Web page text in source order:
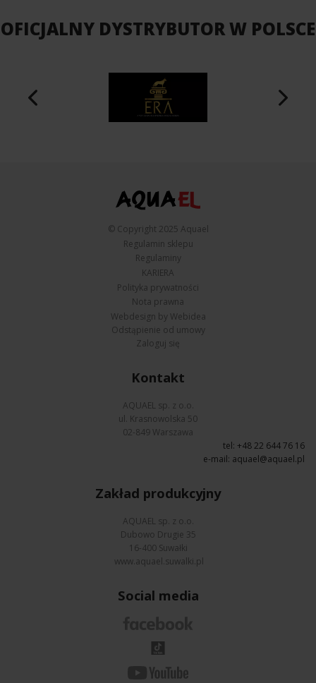
OFICJALNY DYSTRYBUTOR W POLSCE
© Copyright 2025 Aquael
Regulamin sklepu
Regulaminy
KARIERA
Polityka prywatności
Nota prawna
Webdesign by Webidea
Odstąpienie od umowy
Zaloguj się
Kontakt
AQUAEL sp. z o.o.
ul. Krasnowolska 50
02-849 Warszawa
tel: +48 22 644 76 16
e-mail: aquael@aquael.pl
Zakład produkcyjny
AQUAEL sp. z o.o.
Dubowo Drugie 35
16-400 Suwałki
www.aquael.suwalki.pl
Social media